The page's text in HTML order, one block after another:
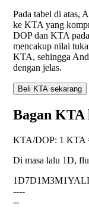
Pada tabel di atas,
ke KTA yang
DOP dan KTA
mencakup nilai
KTA, sehingga
dengan jelas.
Beli KTA sekarang
Bagan KTA
KTA/DOP: 1 KTA
Di masa lalu 1D,
1D7D1M3M1Y
----
--